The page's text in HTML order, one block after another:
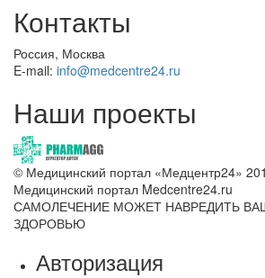
Контакты
Россия, Москва
E-mail: info@medcentre24.ru
Наши проекты
© Медицинский портал «Медцентр24»
Медицинский портал Medcentre24.ru
САМОЛЕЧЕНИЕ МОЖЕТ НАВРЕДИТЬ
ЗДОРОВЬЮ
Авторизация